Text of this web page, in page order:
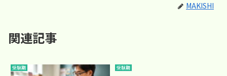
MAKISHI
関連記事
受験期 受験期